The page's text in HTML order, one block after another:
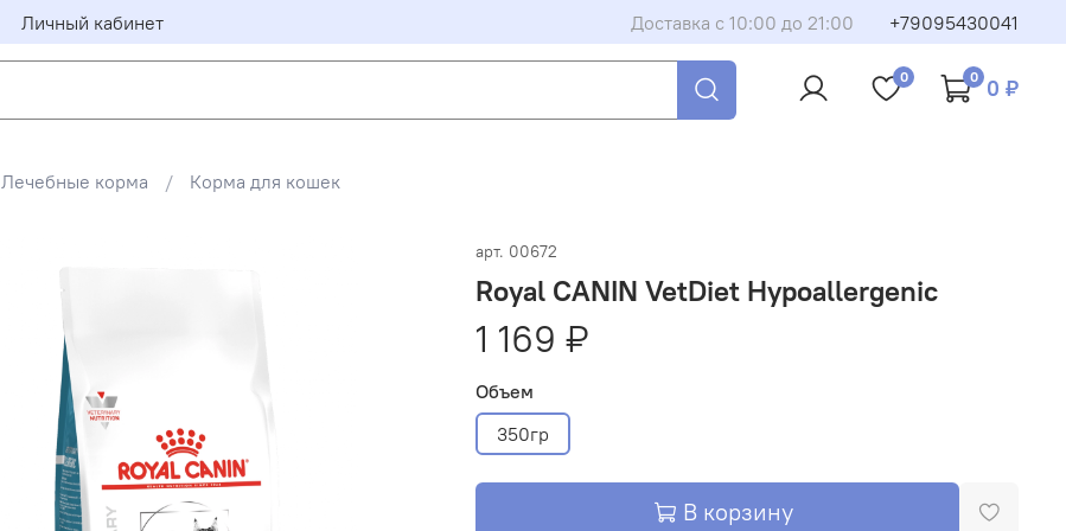
Личный кабинет Доставка с 10:00 до 21:00 +79095430041
0 0 0 ₽
Лечебные корма Корма для кошек
арт. 00672
Royal CANIN VetDiet Hypoallergenic
1 169 ₽
Объем
350гр
В корзину